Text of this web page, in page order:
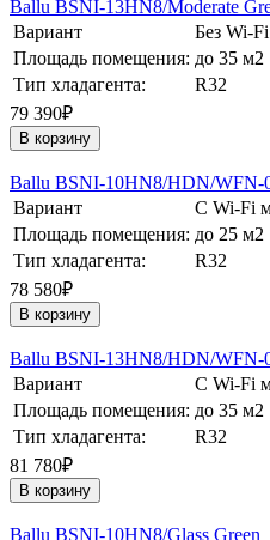
Ballu BSNI-13HN8/Moderate
Вариант
Без Wi-
Площадь помещения: до 35 м2
Тип хладагента:
R32
79 390₽
В корзину
Ballu BSNI-10HN8/HDN/WFN-
Вариант
С Wi-Fi
Площадь помещения: до 25 м2
Тип хладагента:
R32
78 580₽
В корзину
Ballu BSNI-13HN8/HDN/WFN-
Вариант
С Wi-Fi
Площадь помещения: до 35 м2
Тип хладагента:
R32
81 780₽
В корзину
Ballu BSNI-10HN8/Glass Green